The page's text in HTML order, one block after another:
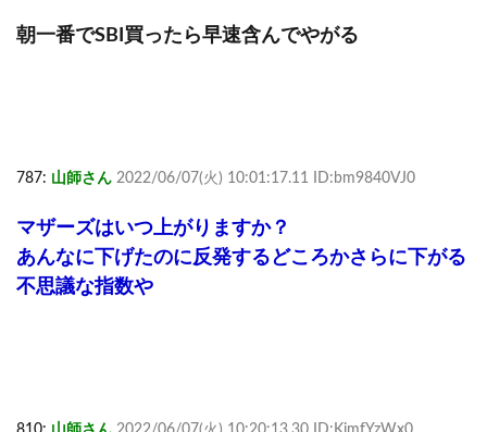
朝一番でSBI買ったら早速含んでやがる
787: 山師さん 2022/06/07(火) 10:01:17.11 ID:bm9840VJ0
マザーズはいつ上がりますか？
あんなに下げたのに反発するどころかさらに下がる
不思議な指数や